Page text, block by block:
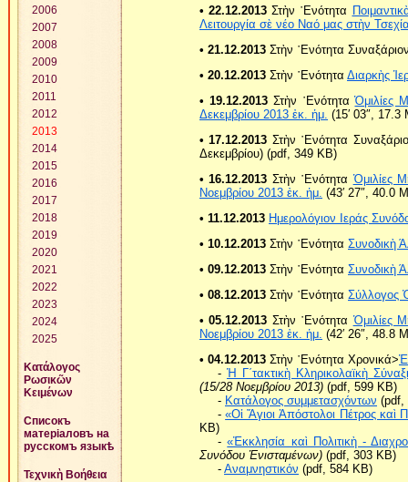
2006
2007
2008
2009
2010
2011
2012
2013
2014
2015
2016
2017
2018
2019
2020
2021
2022
2023
2024
2025
Κατάλογος
Ρωσικῶν
Κειμένων
Списокъ
матеріаловъ на
русскомъ языкѣ
Τεχνικὴ Βοήθεια
• 22.12.2013 Στὴν ῾Ενότητα
Λειτουργία σὲ νέο Ναό μας στὴν
• 21.12.2013 Στὴν ῾Ενότητα
• 20.12.2013 Στὴν ῾Ενότητα Διαρκὴς
• 19.12.2013Στὴν ῾ΕνότηταὉμιλίες
Δεκεμβρίου 2013 ἐκ. ἡμ. (15′ 03″, 17.3
• 17.12.2013 Στὴν ῾Ενότητα
Δεκεμβρίου) (pdf, 349 KB)
• 16.12.2013 Στὴν ῾Ενότητα Ὁμιλίες
Νοεμβρίου 2013 ἐκ. ἡμ. (43′ 27″, 40.0
• 11.12.2013 Ημερολόγιον Ιεράς
• 10.12.2013 Στὴν ῾Ενότητα Συνοδικὴ
• 09.12.2013 Στὴν ῾Ενότητα Συνοδικὴ
• 08.12.2013 Στὴν ῾Ενότητα Σύλλογος
• 05.12.2013 Στὴν ῾Ενότητα Ὁμιλίες
Νοεμβρίου 2013 ἐκ. ἡμ. (42′ 26″, 48.8
• 04.12.2013 Στὴν ῾Ενότητα Χρονικά>
- Ἡ Γ΄τακτικὴ Κληρικολαϊκὴ
(15/28 Νοεμβρίου 2013) (pdf, 599 ΚB)
- Κατάλογος συμμετασχόντων (pdf,
-«Οἱ Ἅγιοι Ἀπόστολοι Πέτρος καὶ
ΚB)
-«Ἐκκλησία καὶ Πολιτικὴ -
Συνόδου Ἐνισταμένων) (pdf, 303 ΚB)
- Αναμνηστικόν (pdf, 584 KB)